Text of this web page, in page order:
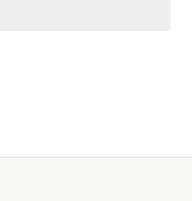
sociaux